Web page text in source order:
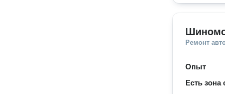
Ремонт
Опыт
Есть